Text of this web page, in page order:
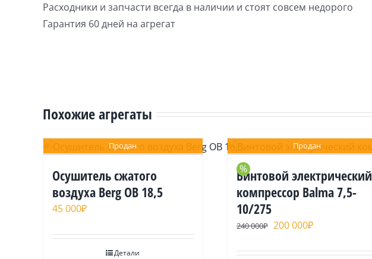
Расходники и запчасти всегда в наличии и стоят совсем недорого
Гарантия 60 дней на агрегат
Похожие агрегаты
Продан
Осушитель сжатого
воздуха Berg ОВ 18,5
45 000₽
Детали
Продан
%
Bинтoвoй электрический
компрессор Balma 7,5-
10/275
240 000₽ 200 000₽